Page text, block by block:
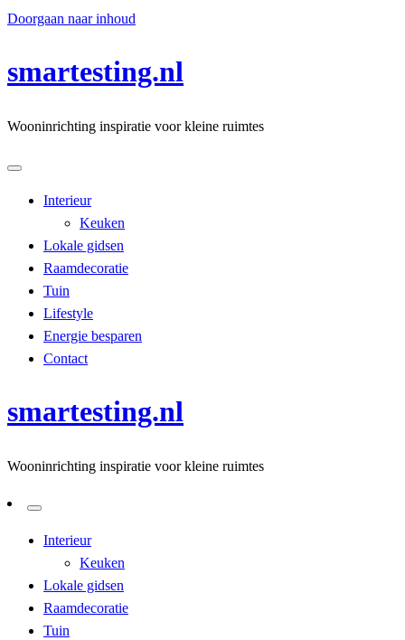
Doorgaan naar inhoud
smartesting.nl
Wooninrichting inspiratie voor kleine ruimtes
Interieur
Keuken
Lokale gidsen
Raamdecoratie
Tuin
Lifestyle
Energie besparen
Contact
smartesting.nl
Wooninrichting inspiratie voor kleine ruimtes
Interieur
Keuken
Lokale gidsen
Raamdecoratie
Tuin